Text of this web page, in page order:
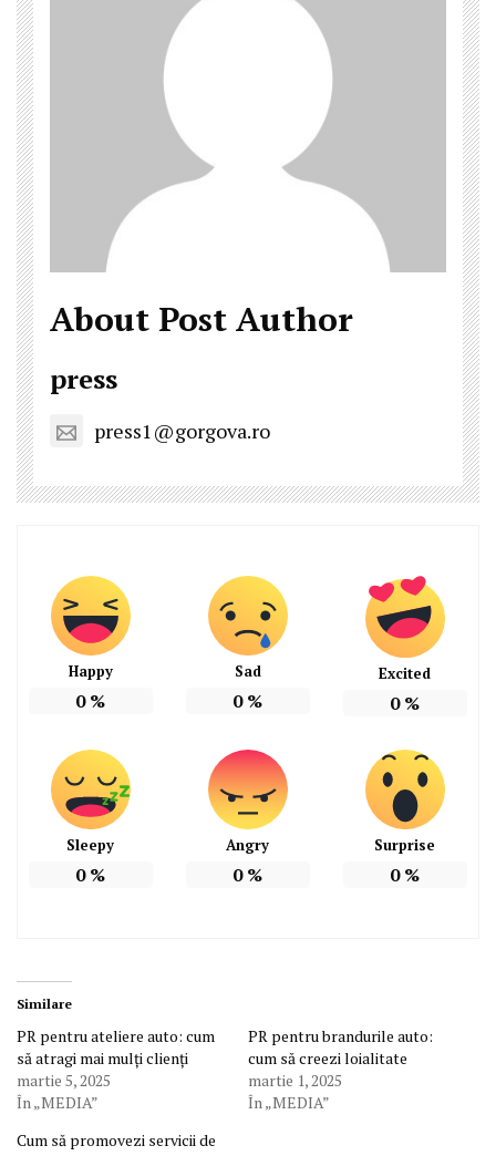
About Post Author
press
press1@gorgova.ro
Happy
0%
Sad
0%
Excited
0%
Sleepy
0%
Angry
0%
Surprise
0%
Similare
PR pentru ateliere auto: cum
să atragi mai mulți clienți
martie 5, 2025
În „MEDIA”
PR pentru brandurile auto:
cum să creezi loialitate
martie 1, 2025
În „MEDIA”
Cum să promovezi servicii de